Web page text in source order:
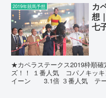
2019年競馬予想
カ
想
七
★カペラステークス2019枠順
ズ！！ １番人気 コパノキ
イーン 3.1倍 ３番人気 テ